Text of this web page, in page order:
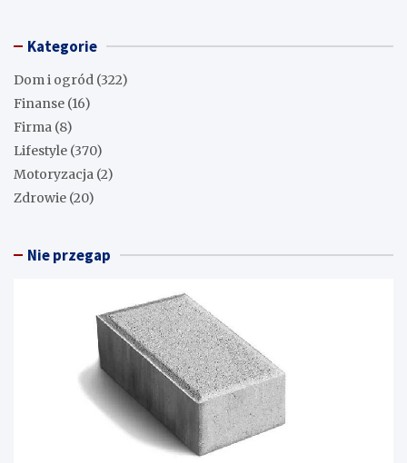
Kategorie
Dom i ogród (322)
Finanse (16)
Firma (8)
Lifestyle (370)
Motoryzacja (2)
Zdrowie (20)
Nie przegap